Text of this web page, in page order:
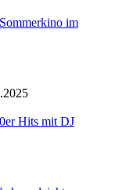
im
Hits mit DJ